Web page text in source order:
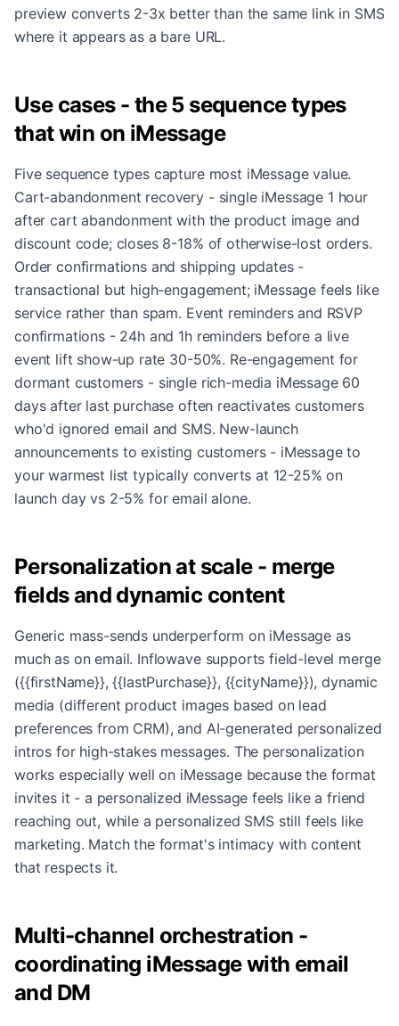
preview converts 2-3x better than the same link in SMS
where it appears as a bare URL.
Use cases - the 5 sequence types
that win on iMessage
Five sequence types capture most iMessage value.
Cart-abandonment recovery - single iMessage 1 hour
after cart abandonment with the product image and
discount code; closes 8-18% of otherwise-lost orders.
Order confirmations and shipping updates -
transactional but high-engagement; iMessage feels like
service rather than spam. Event reminders and RSVP
confirmations - 24h and 1h reminders before a live
event lift show-up rate 30-50%. Re-engagement for
dormant customers - single rich-media iMessage 60
days after last purchase often reactivates customers
who'd ignored email and SMS. New-launch
announcements to existing customers - iMessage to
your warmest list typically converts at 12-25% on
launch day vs 2-5% for email alone.
Personalization at scale - merge
fields and dynamic content
Generic mass-sends underperform on iMessage as
much as on email. Inflowave supports field-level merge
({{firstName}}, {{lastPurchase}}, {{cityName}}), dynamic
media (different product images based on lead
preferences from CRM), and AI-generated personalized
intros for high-stakes messages. The personalization
works especially well on iMessage because the format
invites it - a personalized iMessage feels like a friend
reaching out, while a personalized SMS still feels like
marketing. Match the format's intimacy with content
that respects it.
Multi-channel orchestration -
coordinating iMessage with email
and DM